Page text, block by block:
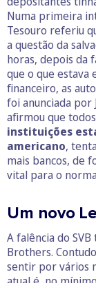
Numa primeira
Tesouro referiu
a questão da
horas, depois da
que o que estava
financeiro, as
foi anunciada por
afirmou que
instituições
americano,
mais bancos, de
vital para o
Um novo
A falência do
Brothers.
sentir por vários